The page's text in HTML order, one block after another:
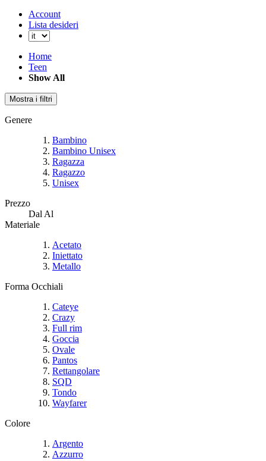
Account
Lista desideri
Home
Teen
Show All
Mostra i filtri
Genere
Bambino
Bambino Unisex
Ragazza
Ragazzo
Unisex
Prezzo
Dal Al
Materiale
Acetato
Iniettato
Metallo
Forma Occhiali
Cateye
Crazy
Full rim
Goccia
Ovale
Pantos
Rettangolare
SQD
Tondo
Wayfarer
Colore
Argento
Azzurro